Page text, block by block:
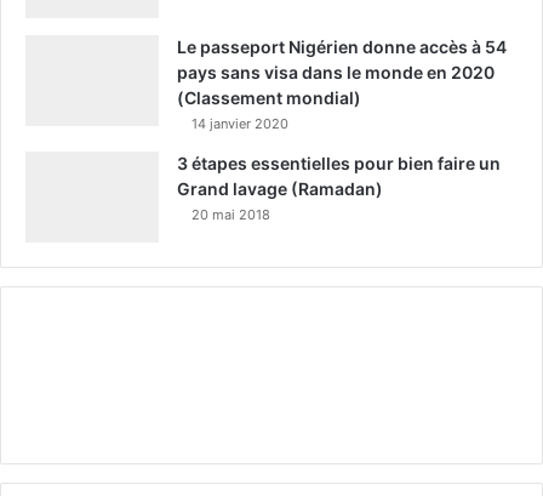
Le passeport Nigérien donne accès à 54
pays sans visa dans le monde en 2020
(Classement mondial)
14 janvier 2020
3 étapes essentielles pour bien faire un
Grand lavage (Ramadan)
20 mai 2018